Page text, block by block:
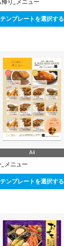
帰り_メニュー
テンプレートを選択する
A4
_メニュー
テンプレートを選択する